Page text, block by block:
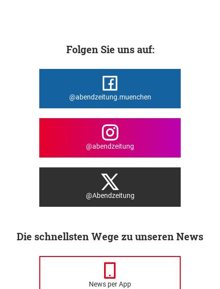
Folgen Sie uns auf:
@abendzeitung.muenchen
@abendzeitung
@Abendzeitung
Die schnellsten Wege zu unseren News
News per App